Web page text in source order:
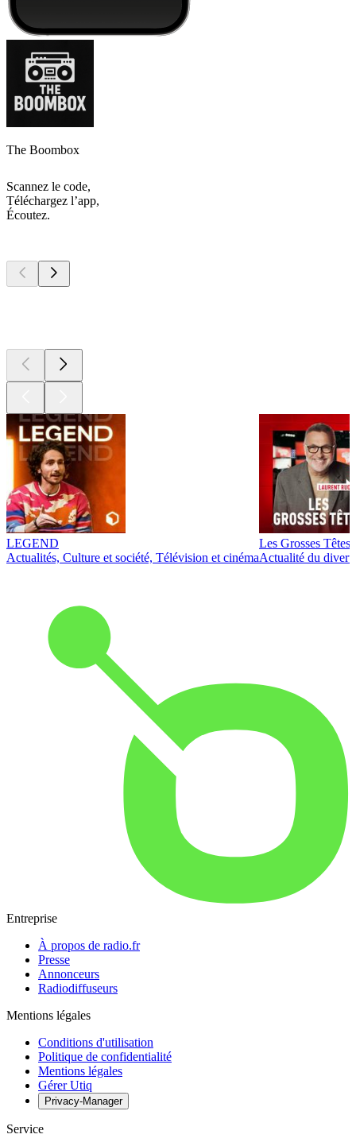
The Boombox
Scannez le code,
Téléchargez l’app,
Écoutez.
LEGEND
Actualités, Culture et société, Télévision et cinéma
Les Grosses Têtes
Actualité du
Entreprise
À propos de radio.fr
Presse
Annonceurs
Radiodiffuseurs
Mentions légales
Conditions d'utilisation
Politique de confidentialité
Mentions légales
Gérer Utiq
Privacy-Manager
Service